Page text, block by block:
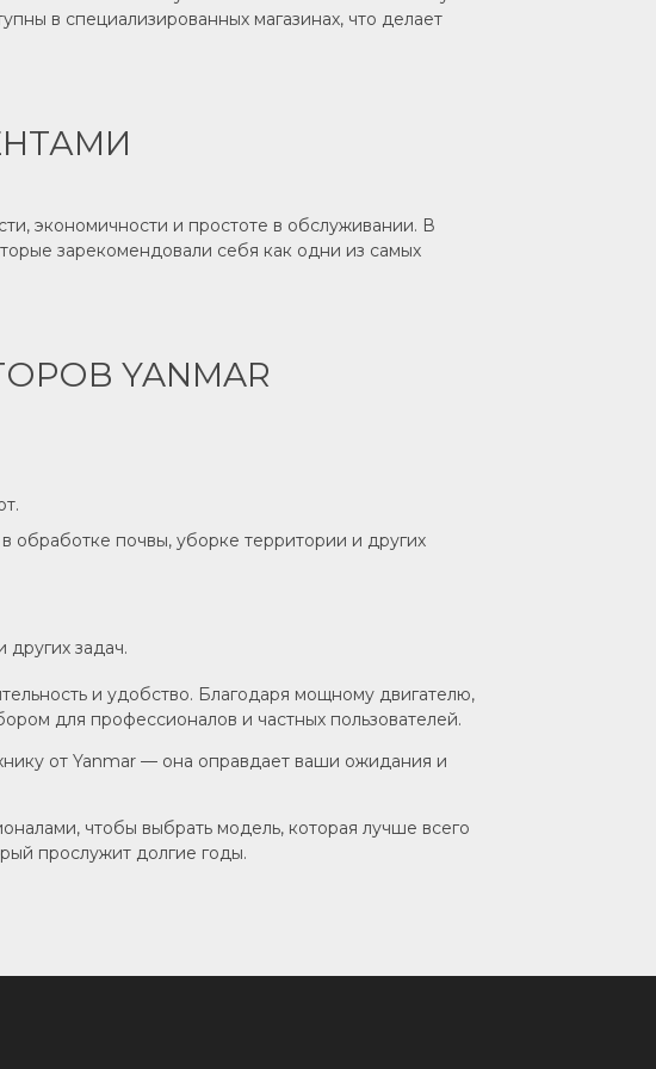
в специализированных магазинах, что делает
экономичности и простоте в обслуживании. В
зарекомендовали себя как одни из самых
YANMAR
обработке почвы, уборке территории и других
задач.
и удобство. Благодаря мощному двигателю,
для профессионалов и частных пользователей.
от Yanmar — она оправдает ваши ожидания и
чтобы выбрать модель, которая лучше всего
прослужит долгие годы.